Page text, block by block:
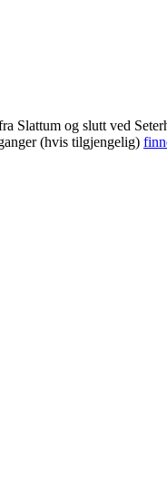
Slattum og slutt ved
(hvis tilgjengelig)